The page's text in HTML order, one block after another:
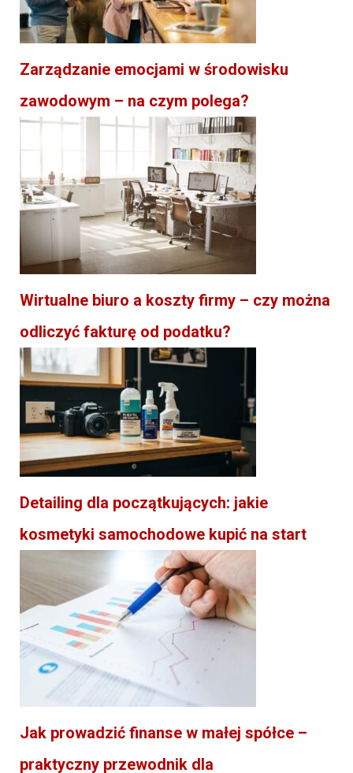
Zarządzanie emocjami w środowisku
zawodowym – na czym polega?
Wirtualne biuro a koszty firmy – czy można
odliczyć fakturę od podatku?
Detailing dla początkujących: jakie
kosmetyki samochodowe kupić na start
Jak prowadzić finanse w małej spółce –
praktyczny przewodnik dla